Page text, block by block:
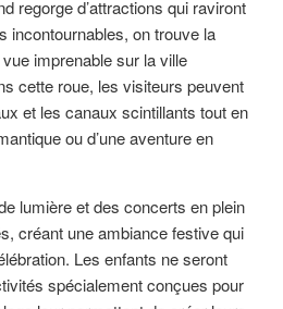
regorge d’attractions qui raviront
incontournables, on trouve la
imprenable sur la ville
cette roue, les visiteurs peuvent
et les canaux scintillants tout en
ou d’une aventure en
lumière et des concerts en plein
créant une ambiance festive qui
Les enfants ne seront
spécialement conçues pour